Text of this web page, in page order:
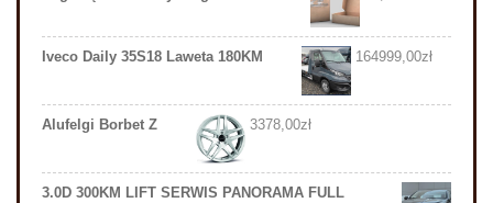
Iveco Daily 35S18 Laweta 180KM 164999,00zł
Alufelgi Borbet Z 3378,00zł
3.0D 300KM LIFT SERWIS PANORAMA FULL